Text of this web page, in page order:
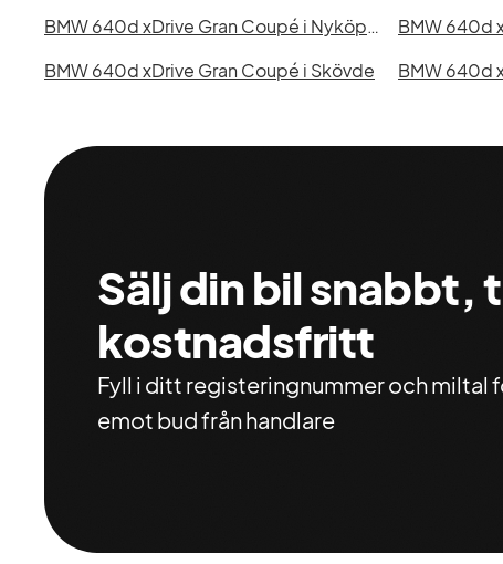
BMW 640d xDrive Gran Coupé i Nyköping
BMW 640d xDrive Gran Coupé i Skövde
Sälj din bil snabbt,
kostnadsfritt
Fyll i ditt registeringnummer och miltal
emot bud från handlare